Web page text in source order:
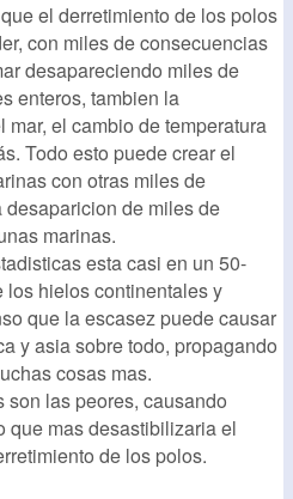
el derretimiento de los polos
con miles de consecuencias
desapareciendo miles de
enteros, tambien la
el cambio de temperatura
Todo esto puede crear el
con otras miles de
de miles de
marinas.
esta casi en un 50-
hielos continentales y
que la escasez puede causar
y asia sobre todo, propagando
cosas mas.
son las peores, causando
que mas desastibilizaria el
de los polos.